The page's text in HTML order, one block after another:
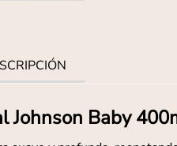
Johnson Baby